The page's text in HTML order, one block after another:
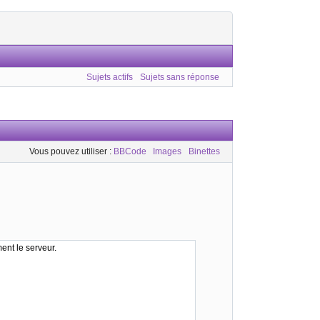
Sujets actifs Sujets sans réponse
Vous pouvez utiliser : BBCode Images Binettes